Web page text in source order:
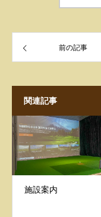
前の記事
関連記事
施設案内